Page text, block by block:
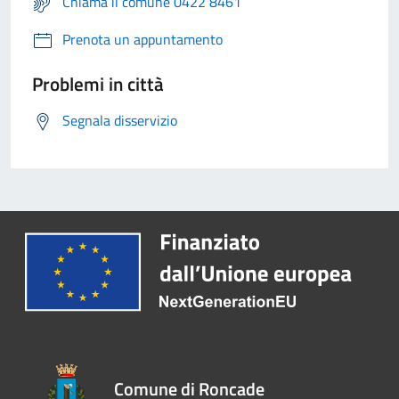
Prenota un appuntamento
Problemi in città
Segnala disservizio
Comune di Roncade